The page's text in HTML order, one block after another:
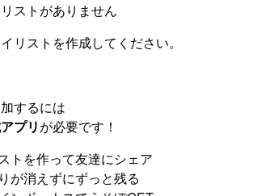
ストがありません
リストを作成してください。
するには
プリが必要です！
トを作って友達にシェア
が消えずにずっと残る